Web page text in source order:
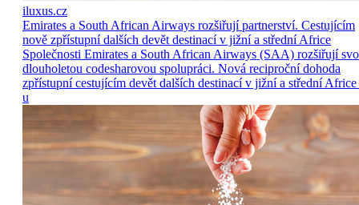
iluxus.cz
Emirates a South African Airways rozšiřují partnerství. Cestujícím
nově zpřístupní dalších devět destinací v jižní a střední Africe
Společnosti Emirates a South African Airways (SAA) rozšiřují
dlouholetou codesharovou spolupráci. Nová reciproční dohoda
zpřístupní cestujícím devět dalších destinací v jižní a střední Africe
u